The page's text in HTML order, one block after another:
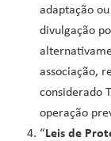
adaptação
divulgação
associação,
considerado
operação
“Leis de